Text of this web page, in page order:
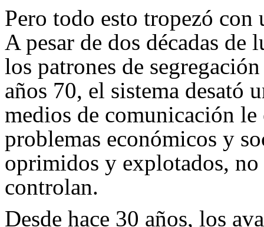
Pero todo esto tropezó con
A pesar de dos décadas de
los patrones de
años 70, el sistema desató
medios de comunicación
problemas económicos y
oprimidos y explotados,
controlan.
Desde hace 30 años, los